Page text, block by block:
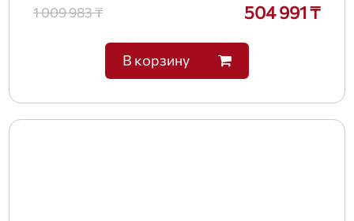
1 009 983 ₸ 504 991 ₸
В корзину